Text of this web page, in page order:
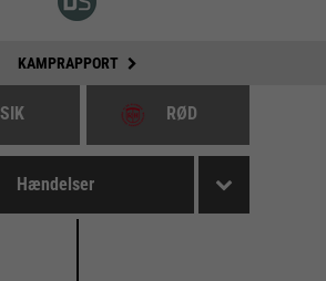
KAMPRAPPORT
SIK RØD
Hændelser